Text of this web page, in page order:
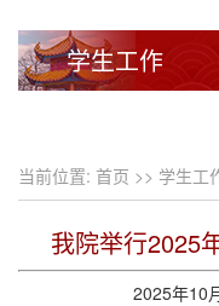
学生工作
当前位置: 首页 >> 学生工
我院举行2025
2025年10